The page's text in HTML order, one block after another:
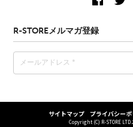
R-STOREメルマガ登録
サイトマップ プライバシー
Copyright (C) R-STORE